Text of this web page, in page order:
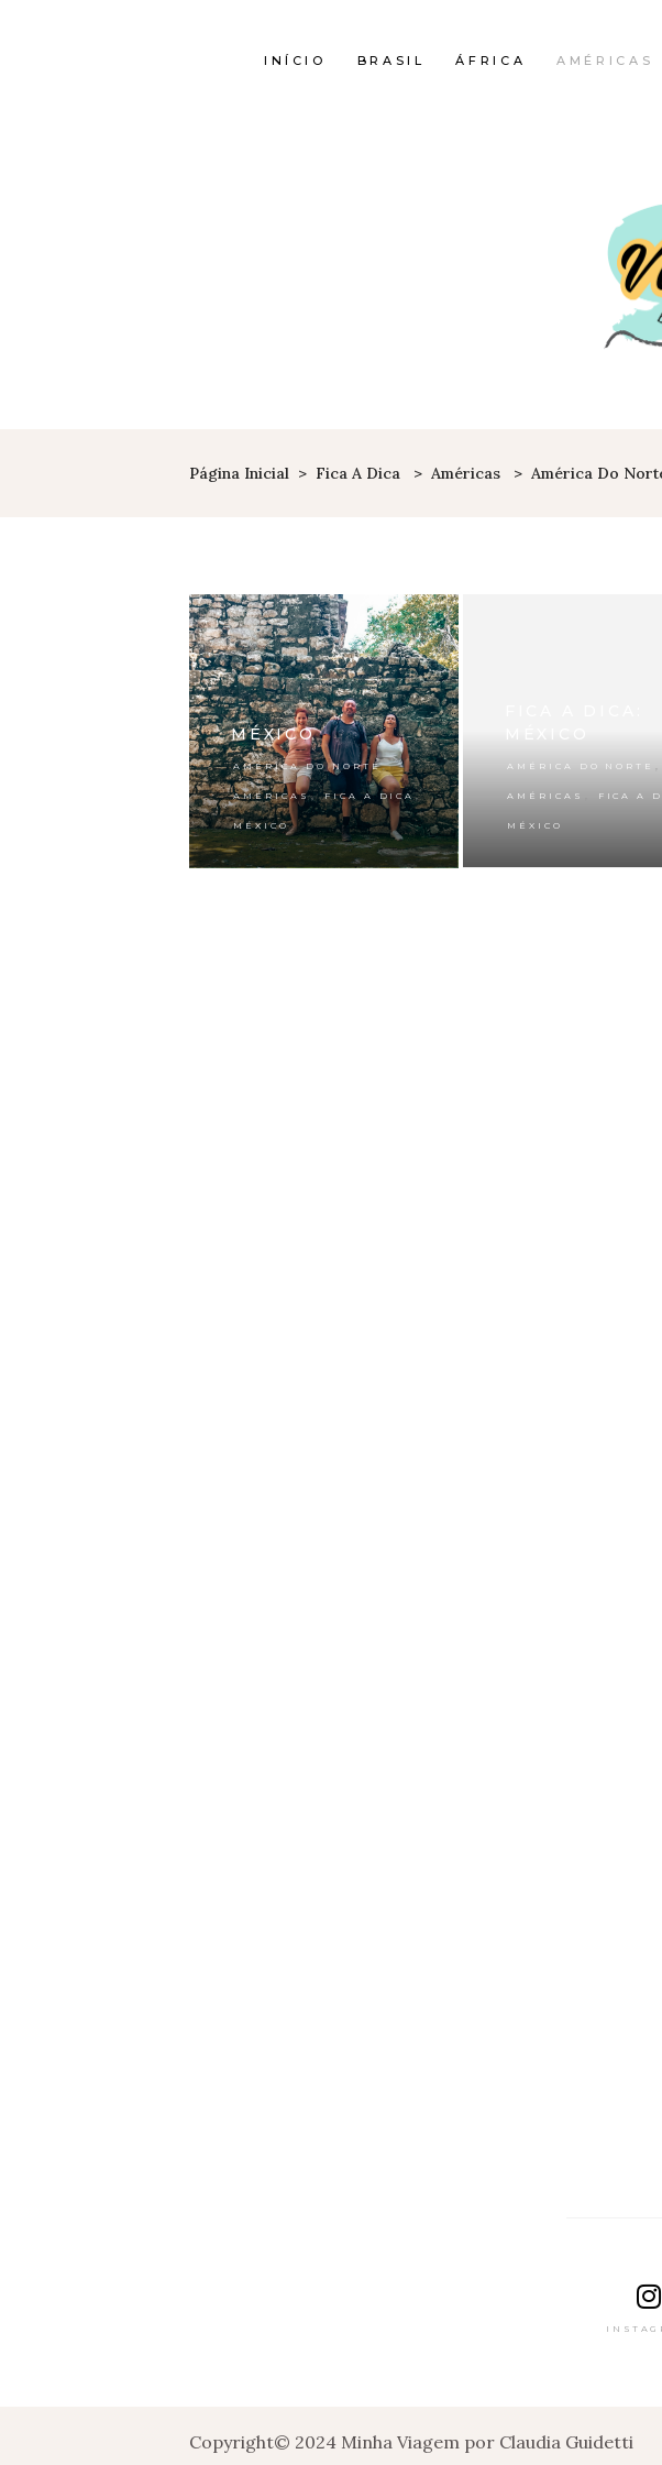
INÍCIO BRASIL ÁFRICA AMÉRICAS
Página Inicial > Fica A Dica > Américas > América Do
MÉXICO
AMÉRICA DO NORTE,
AMÉRICAS, FICA A DICA,
MÉXICO
AMÉRICA DO NORTE
AMÉRICAS FICA A
MÉXICO
Copyright© 2024 Minha Viagem por Claudia Guidetti